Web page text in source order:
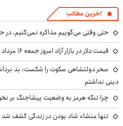
آخرین مطالب
حتی وقتی می‌گوییم مذاکره نمی‌کنیم، در
قیمت دلار در بازار آزاد امروز جمعه ۱۶ مرداد ۱۴۰۵/ قیمت‌ها ریخت؟ +جدول
سحر دولتشاهی سکوت را شکست: بد
دینی نداشتم
چرا تنگه هرمز به وضعیت پیشاجنگ بر
تنها منشاء شاد بودن در زندگی کشف شد